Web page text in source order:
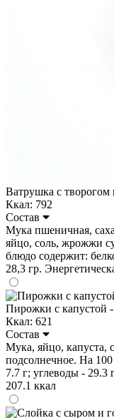
Ватрушка с
Ккал: 792
Состав
Мука пшеничная,
яйцо, соль, жрожжи
блюдо содержит:
28,3 гр.
Пирожки с капустой
Ккал: 621
Состав
Мука, яйцо, капуста,
подсолнечное. На
7.7 г; углеводы - 29.3
207.1 ккал